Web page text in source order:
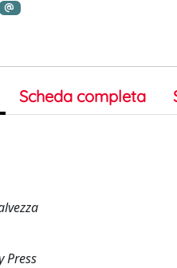
Scheda completa
Press